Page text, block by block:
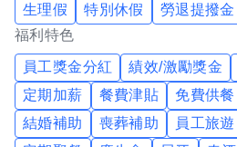
生理假
特別休假
勞退提撥金
福利特色
員工獎金分紅 績效/激勵獎金
定期加薪
餐費津貼 免費供餐
結婚補助
喪葬補助 員工旅遊